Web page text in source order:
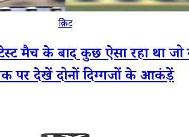
क्रिकेट
के बाद कुछ ऐसा रहा था जो
पर देखें दोनों दिग्गजों के आकंड़ें